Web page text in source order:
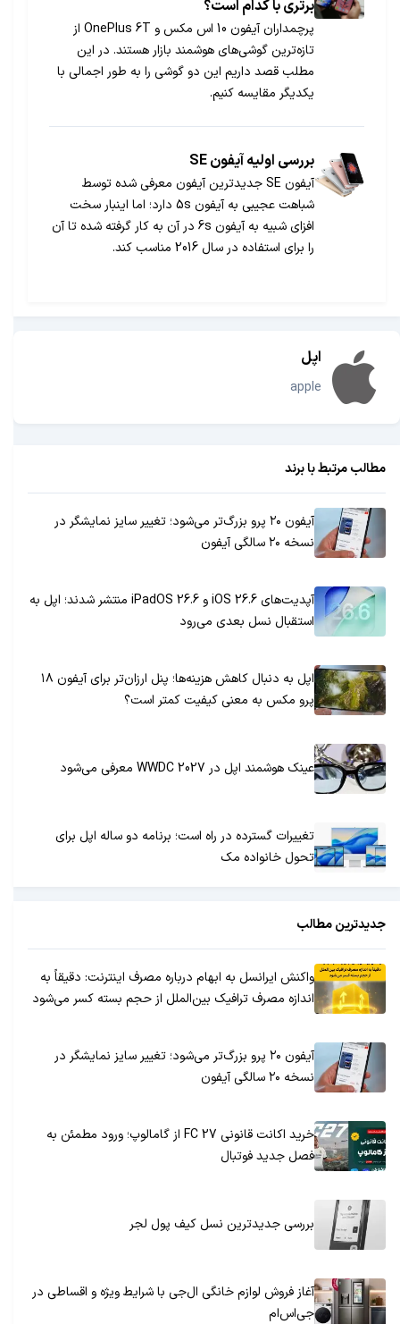
برتری با کدام است؟
پرچمداران آیفون 10 اس مکس و OnePlus 6T از
تازه‌ترین گوشی‌های هوشمند بازار هستند. در این
مطلب قصد داریم این دو گوشی را به طور اجمالی با
یکدیگر مقایسه کنیم.
بررسی اولیه آیفون SE
آیفون SE جدیدترین آیفون معرفی شده توسط
شباهت عجیبی به آیفون 5s دارد؛ اما اینبار سخت
افزای شبیه به آیفون 6s در آن به کار گرفته شده تا آن
را برای استفاده در سال 2016 مناسب کند.
اپل
apple
مطالب مرتبط با برند
آیفون ۲۰ پرو بزرگ‌تر می‌شود؛ تغییر سایز نمایشگر در
نسخه ۲۰ سالگی آیفون
آپدیت‌های iOS 26.6 و iPadOS 26.6 منتشر شدند؛ اپل به
استقبال نسل بعدی می‌رود
اپل به دنبال کاهش هزینه‌ها؛ پنل ارزان‌تر برای آیفون ۱۸
پرو مکس به معنی کیفیت کمتر است؟
عینک هوشمند اپل در WWDC 2027 معرفی می‌شود
تغییرات گسترده در راه است؛ برنامه دو ساله اپل برای
تحول خانواده مک
جدیدترین مطالب
واکنش ایرانسل به ابهام درباره مصرف اینترنت: دقیقاً به
اندازه مصرف ترافیک بین‌الملل از حجم بسته کسر می‌شود
آیفون ۲۰ پرو بزرگ‌تر می‌شود؛ تغییر سایز نمایشگر در
نسخه ۲۰ سالگی آیفون
خرید اکانت قانونی FC 27 از گامالوپ؛ ورود مطمئن به
فصل جدید فوتبال
بررسی جدیدترین نسل کیف پول لجر
آغاز فروش لوازم خانگی ال‌جی با شرایط ویژه و اقساطی در
جی‌اس‌ام